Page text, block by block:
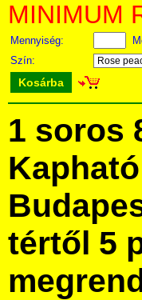
MINIMUM
Mennyiség:
Szín:
Kosárba
1 soros
tértől 5